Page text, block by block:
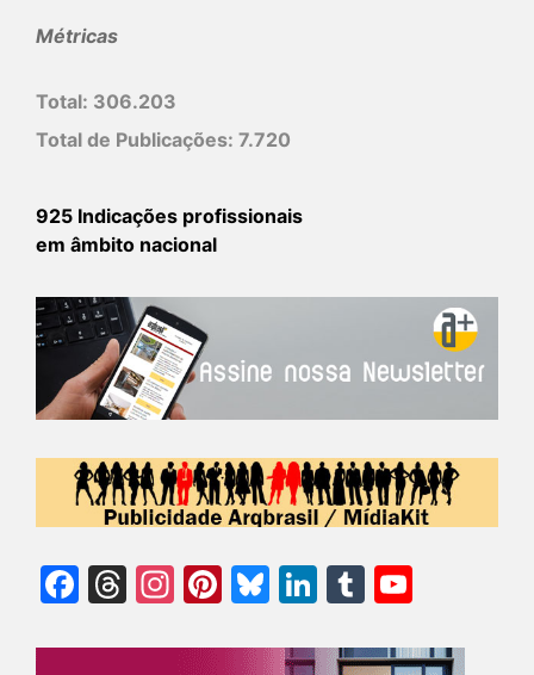
Métricas
Total: 306.203
Total de Publicações: 7.720
925 Indicações profissionais
em âmbito nacional
Facebook
Threads
Instagram
Pinterest
Bluesky
LinkedIn
Tumblr